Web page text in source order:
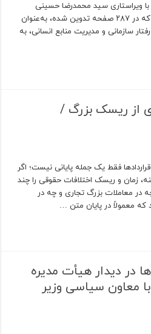
ویراستاری سید محمدرضا حسینی
علی‌آباد منتشر شد. این اثر علمی که در ۲۸۷ صفحه تدوین شده، به‌عنوان
سازمانی و مدیریت منابع انسانی، به
از ریسک بزرگ /
فقط یک جمله پایانی نیست؛ اگر
زمان و ریسک اختلافات حقوقی را چند
چه در معاملات بزرگ تجاری و چه در
که معمولاً در پایان متن …
در دیدار هیأت مدیره
معاون سیاسی وزیر